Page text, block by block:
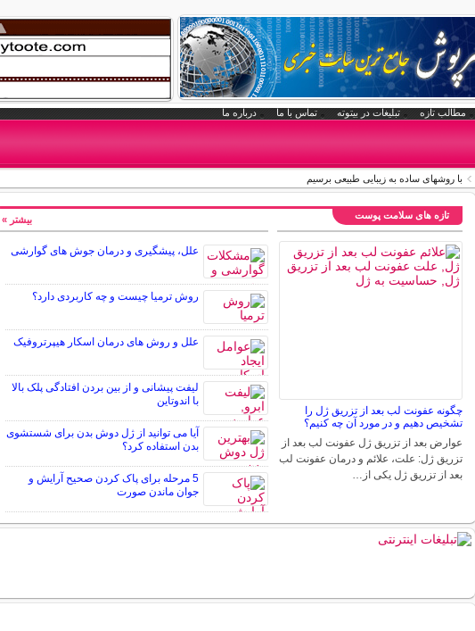
مطالب تازه تبلیغات در بیتوته تماس با ما درباره ما
با روشهای ساده به زیبایی طبیعی برسیم
تازه های سلامت پوست
چگونه عفونت لب بعد از تزریق ژل را
تشخیص دهیم و در مورد آن چه کنیم؟
عوارض بعد از تزریق ژل عفونت لب بعد از
تزریق ژل: علت، علائم و درمان عفونت لب
بعد از تزریق ژل یکی از…
علل، پیشگیری و درمان جوش های گوارشی
روش ترمیا چیست و چه کاربردی دارد؟
علل و روش های درمان اسکار هیپرتروفیک
لیفت پیشانی و از بین بردن افتادگی پلک بالا
با اندوتاین
آیا می توانید از ژل دوش بدن برای شستشوی
بدن استفاده کرد؟
5 مرحله برای پاک کردن صحیح آرایش و
جوان ماندن صورت
بیشتر »